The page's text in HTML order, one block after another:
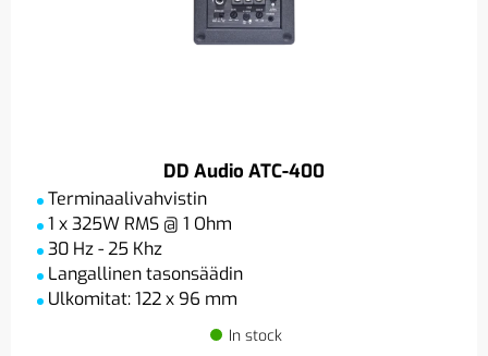
DD Audio ATC-400
Terminaalivahvistin
1 x 325W RMS @ 1 Ohm
30 Hz - 25 Khz
Langallinen tasonsäädin
Ulkomitat: 122 x 96 mm
In stock